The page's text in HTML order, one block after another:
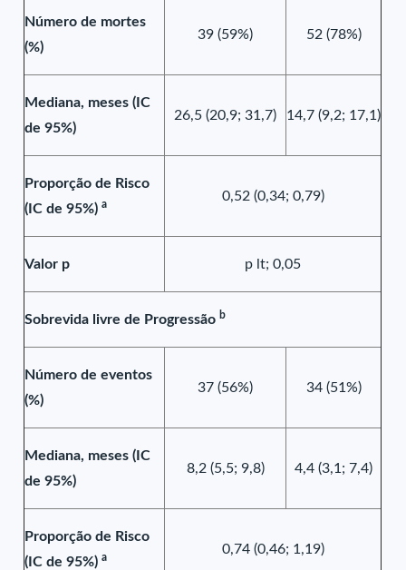
Número de mortes
(%)
39 (59%) 52 (78%)
Mediana, meses (IC
de 95%)
26,5 (20,9; 31,7) 14,7 (9,2; 17,1)
Proporção de Risco
(IC de 95%)a
0,52 (0,34; 0,79)
Valor p p lt; 0,05
Sobrevida livre de Progressãob
Número de eventos
(%)
37 (56%) 34 (51%)
Mediana, meses (IC
de 95%)
8,2 (5,5; 9,8) 4,4 (3,1; 7,4)
Proporção de Risco
(IC de 95%)a
0,74 (0,46; 1,19)